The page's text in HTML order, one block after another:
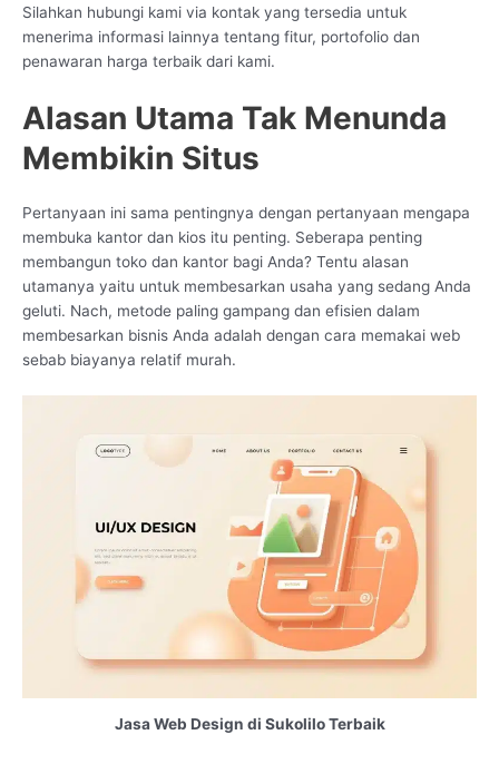
Silahkan hubungi kami via kontak yang tersedia untuk
menerima informasi lainnya tentang fitur, portofolio dan
penawaran harga terbaik dari kami.
Alasan Utama Tak Menunda
Membikin Situs
Pertanyaan ini sama pentingnya dengan pertanyaan mengapa
membuka kantor dan kios itu penting. Seberapa penting
membangun toko dan kantor bagi Anda? Tentu alasan
utamanya yaitu untuk membesarkan usaha yang sedang Anda
geluti. Nach, metode paling gampang dan efisien dalam
membesarkan bisnis Anda adalah dengan cara memakai web
sebab biayanya relatif murah.
Jasa Web Design di Sukolilo Terbaik